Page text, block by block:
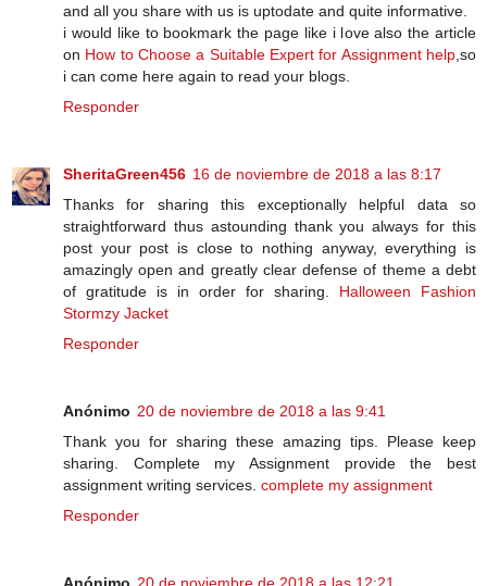
and all you share with us is uptodate and quite informative.
i would like to bookmark the page like i love also the article
on How to Choose a Suitable Expert for Assignment help,so
i can come here again to read your blogs.
Responder
SheritaGreen456 16 de noviembre de 2018 a las 8:17
Thanks for sharing this exceptionally helpful data so
straightforward thus astounding thank you always for this
post your post is close to nothing anyway, everything is
amazingly open and greatly clear defense of theme a debt
of gratitude is in order for sharing. Halloween Fashion
Stormzy Jacket
Responder
Anónimo 20 de noviembre de 2018 a las 9:41
Thank you for sharing these amazing tips. Please keep
sharing. Complete my Assignment provide the best
assignment writing services. complete my assignment
Responder